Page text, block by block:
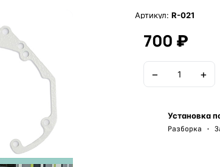
Артикул: R-021
700 ₽
− +
Установка
Разборка ·